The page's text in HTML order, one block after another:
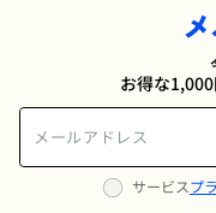
お得な
サービスプ